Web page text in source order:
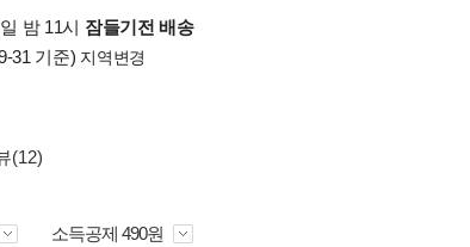
밤 11시 잠들기전 배송
31 기준) 지역변경
(12)
소득공제 490원